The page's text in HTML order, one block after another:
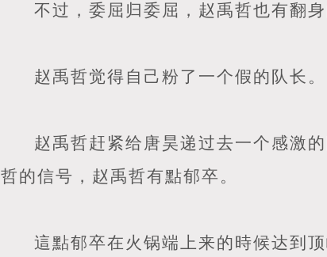
不过，委屈归委屈，赵禹哲也有翻身
赵禹哲觉得自己粉了一个假的队长。
赵禹哲赶紧给唐昊递过去一个感激
哲的信号，赵禹哲有點郁卒。
這點郁卒在火锅端上来的時候达到顶